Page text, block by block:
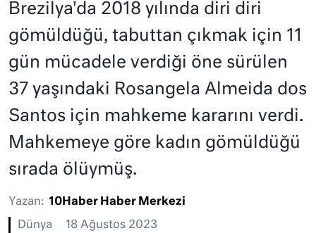
Brezilya'da 2018 yılında diri diri
gömüldüğü, tabuttan çıkmak için 11
gün mücadele verdiği öne sürülen
37 yaşındaki Rosangela Almeida dos
Santos için mahkeme kararını verdi.
Mahkemeye göre kadın gömüldüğü
sırada ölüymüş.
Yazan: 10Haber Haber Merkezi
Dünya 18 Ağustos 2023